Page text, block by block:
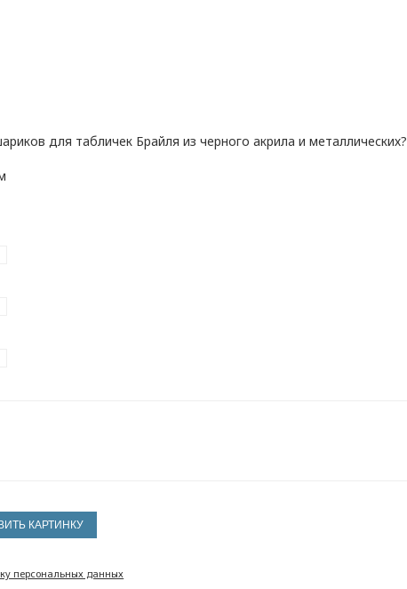
для табличек Брайля из черного акрила и металлических?
персональных данных